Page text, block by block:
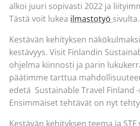
alkoi juuri sopivasti 2022 ja
Tästä voit lukea ilmastotyö sivulta.
Kestävän kehityksen
kestävyys. Visit Finlandin
ohjelma kiinnosti ja parin
päätimme tarttua
edetä Sustainable Travel Finland
Ensimmäiset tehtävät on nyt
Kestävän kehityksen teema ja